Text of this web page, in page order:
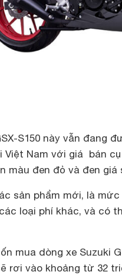
S150 này vẫn đang
Việt Nam với giá bán
màu đen đỏ và đen giá
sản phẩm mới, là
loại phí khác, và có
mua dòng xe Suzuki
rơi vào khoảng từ 32